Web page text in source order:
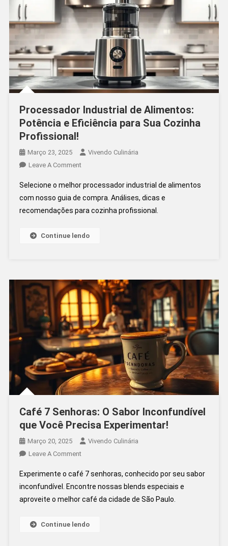
Processador Industrial de Alimentos:
Potência e Eficiência para Sua Cozinha
Profissional!
Março 23, 2025
Vivendo Culinária
Leave A CommentOn
Industrial
De
Alimentos:
E
Cozinha
Profissional!
Selecione o melhor processador industrial de alimentos
com nosso guia de compra. Análises, dicas e
recomendações para cozinha profissional.
Continue lendo
Café 7 Senhoras: O Sabor Inconfundível
que Você Precisa Experimentar!
Março 20, 2025
Vivendo Culinária
Leave A CommentOn
7
Senhoras:
O
Inconfundível
Experimente o café 7 senhoras, conhecido por seu sabor
inconfundível. Encontre nossas blends especiais e
aproveite o melhor café da cidade de São Paulo.
Continue lendo